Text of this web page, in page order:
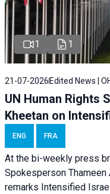
1 1
21-07-2026 Edited News |
UN Human Rights
Kheetan on
ENG FRA
At the bi-weekly press
Spokesperson
remarks Intensified